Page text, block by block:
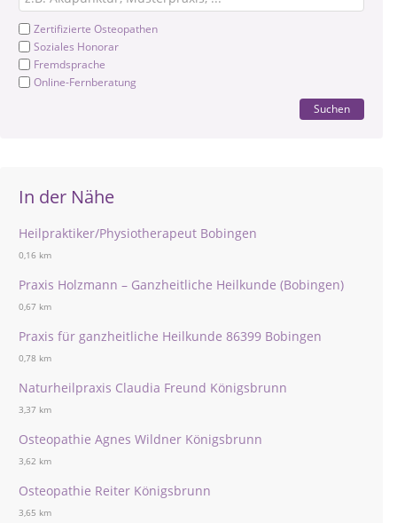
Zertifizierte Osteopathen
Soziales Honorar
Fremdsprache
Online-Fernberatung
Suchen
In der Nähe
Heilpraktiker/Physiotherapeut Bobingen
0,16 km
Praxis Holzmann – Ganzheitliche Heilkunde (Bobingen)
0,67 km
Praxis für ganzheitliche Heilkunde 86399 Bobingen
0,78 km
Naturheilpraxis Claudia Freund Königsbrunn
3,37 km
Osteopathie Agnes Wildner Königsbrunn
3,62 km
Osteopathie Reiter Königsbrunn
3,65 km